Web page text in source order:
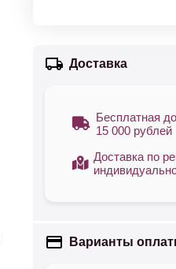
Доставка
Бесплатная
15 000 рублей
Доставка по
Варианты